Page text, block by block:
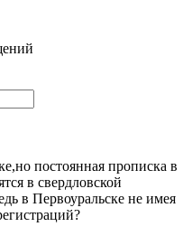
постоянная прописка в
в свердловской
в Первоуральске не имея